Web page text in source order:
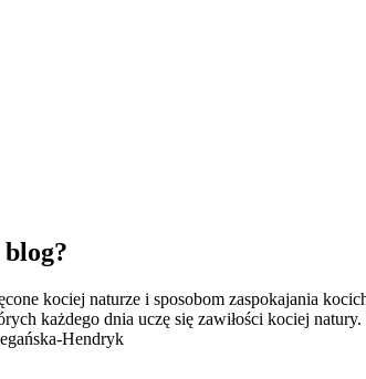
kociej naturze i sposobom zaspokajania
każdego dnia uczę się zawiłości kociej
Hendryk